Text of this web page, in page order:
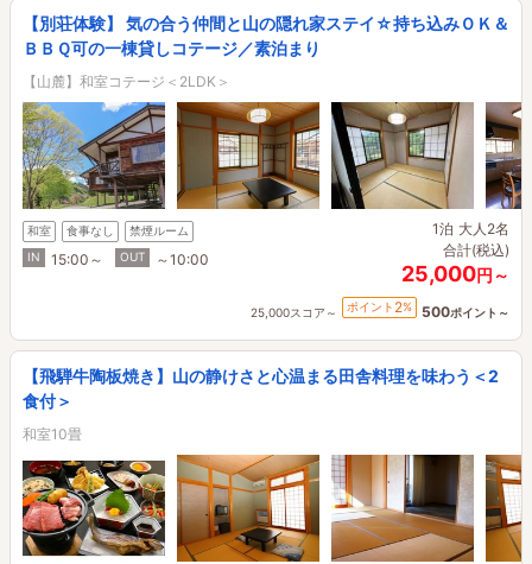
【別荘体験】 気の合う仲間と山の隠れ家ステイ☆持ち込みＯＫ＆
ＢＢＱ可の一棟貸しコテージ／素泊まり
【山麓】和室コテージ＜2LDK＞
和室 食事なし
禁煙ルーム
IN
15:00～ OUT ～10:00
1泊 大人2名
合計(税込)
25,000円～
25,000スコア～ ポイント 2% 500ポイント～
【飛騨牛陶板焼き】山の静けさと心温まる田舎料理を味わう＜2
食付＞
和室10畳